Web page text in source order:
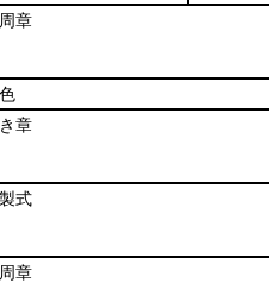
周章
色
き章
製式
周章